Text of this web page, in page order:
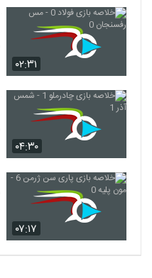
۰۲:۳۱
۰۴:۳۰
۰۷:۱۷